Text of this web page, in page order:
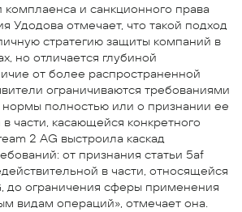
комплаенса и санкционного права
Удодова отмечает, что такой подход
стратегию защиты компаний в
но отличается глубиной
от более распространенной
ограничиваются требованиями
полностью или о признании ее
части, касающейся конкретного
2 AG выстроила каскад
от признания статьи 5af
в части, относящейся
до ограничения сферы применения
видам операций», отмечает она.